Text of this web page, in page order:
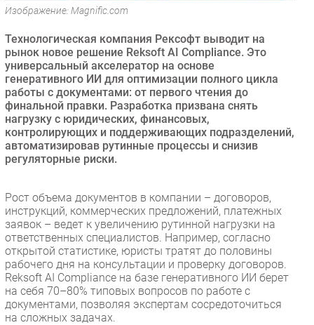
Гаджеты
Здоровье
РАЗДЕЛЫ
Новости
Аналитика
Интервью
Проекты
IT класс
Тестовый стенд
Каталог компаний
Изображение: Magnific.com
Технологическая компания Рексофт выводит на
рынок новое решение Reksoft AI Compliance. Это
универсальный акселератор на основе
генеративного ИИ для оптимизации полного цикла
работы с документами: от первого чтения до
финальной правки. Разработка призвана снять
нагрузку с юридических, финансовых,
контролирующих и поддерживающих подразделений,
автоматизировав рутинные процессы и снизив
регуляторные риски.
Рост объема документов в компании – договоров,
инструкций, коммерческих предложений, платежных
заявок – ведет к увеличению рутинной нагрузки на
ответственных специалистов. Например, согласно
открытой статистике, юристы тратят до половины
рабочего дня на консультации и проверку договоров.
Reksoft AI Compliance на базе генеративного ИИ берет
на себя 70–80% типовых вопросов по работе с
документами, позволяя экспертам сосредоточиться
на сложных задачах.